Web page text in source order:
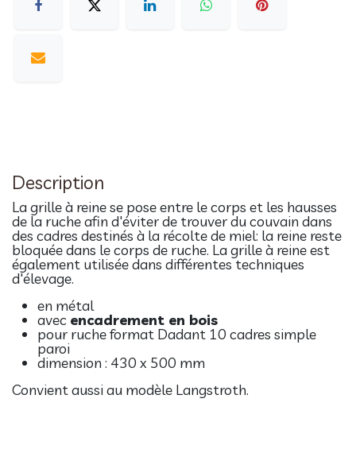
Description
La grille à reine se pose entre le corps et les hausses
de la ruche afin d'éviter de trouver du couvain dans
des cadres destinés à la récolte de miel: la reine reste
bloquée dans le corps de ruche. La grille à reine est
également utilisée dans différentes techniques
d'élevage.
en métal
avec encadrement en bois
pour ruche format Dadant 10 cadres simple
paroi
dimension : 430 x 500 mm
Convient aussi au modèle Langstroth.